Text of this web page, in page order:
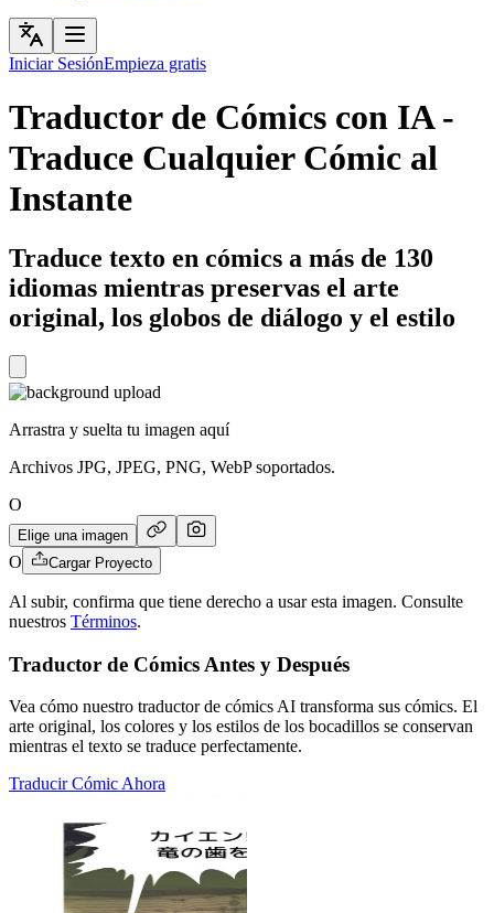
Iniciar SesiónEmpieza gratis
Traductor de Cómics con IA -
Traduce Cualquier Cómic al
Instante
Traduce texto en cómics a más de 130
idiomas mientras preservas el arte
original, los globos de diálogo y el estilo
Arrastra y suelta tu imagen aquí
Archivos JPG, JPEG, PNG, WebP soportados.
O
Elige una imagen
O Cargar Proyecto
Al subir, confirma que tiene derecho a usar esta imagen. Consulte
nuestros Términos.
Traductor de Cómics Antes y Después
Vea cómo nuestro traductor de cómics AI transforma sus cómics. El
arte original, los colores y los estilos de los bocadillos se conservan
mientras el texto se traduce perfectamente.
Traducir Cómic Ahora